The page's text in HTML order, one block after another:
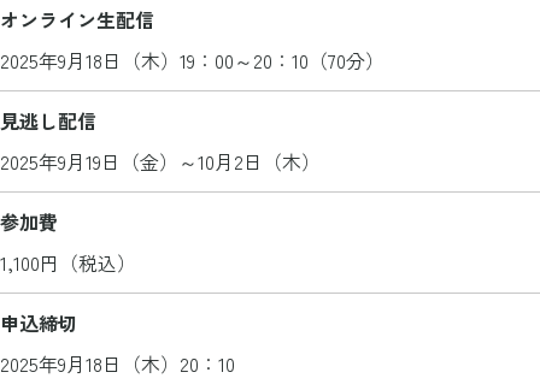
オンライン生配信
2025年9月18日（木）19：00～20：10（70分）
見逃し配信
2025年9月19日（金）～10月2日（木）
参加費
1,100円（税込）
申込締切
2025年9月18日（木）20：10